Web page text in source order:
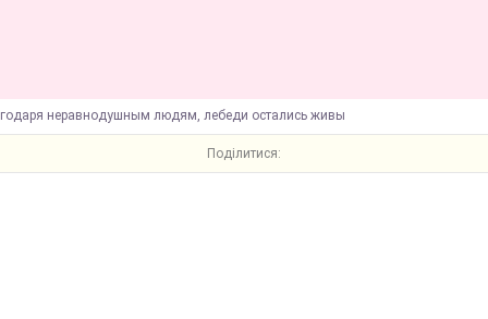
неравнодушным людям, лебеди остались живы
Поділитися: